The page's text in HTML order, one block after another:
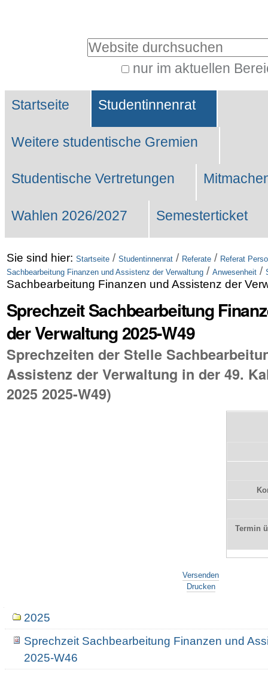
Website durchsuchen
nur im aktuellen
Suche…
Sektionen
Startseite Studentinnenrat
Weitere studentische Gremien
Studentische Vertretungen
Wahlen 2026/2027 Semesterticket
Sie sind hier: Startseite / Studentinnenrat / Referate / Referat
Sachbearbeitung Finanzen und Assistenz der Verwaltung / Anwesenheit /
Sachbearbeitung Finanzen und Assistenz der
Sprechzeit Sachbearbeitung
der Verwaltung 2025-W49
Sprechzeiten der Stelle
Assistenz der Verwaltung in der 49.
2025 2025-W49)
Termin
Versenden
Drucken
Navigation
2025
Sprechzeit Sachbearbeitung Finanzen und
2025-W46